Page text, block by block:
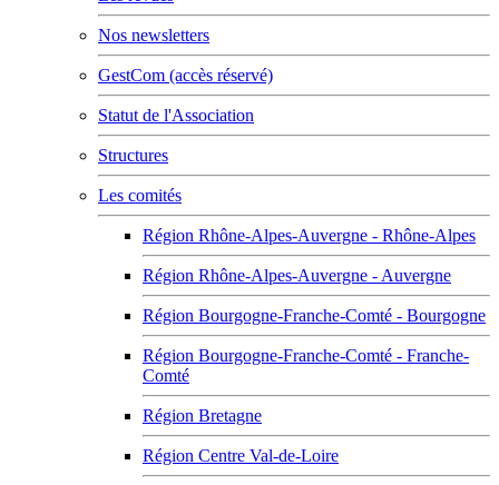
Nos newsletters
GestCom (accès réservé)
Statut de l'Association
Structures
Les comités
Région Rhône-Alpes-Auvergne - Rhône-Alpes
Région Rhône-Alpes-Auvergne - Auvergne
Région Bourgogne-Franche-Comté - Bourgogne
Région Bourgogne-Franche-Comté - Franche-
Comté
Région Bretagne
Région Centre Val-de-Loire